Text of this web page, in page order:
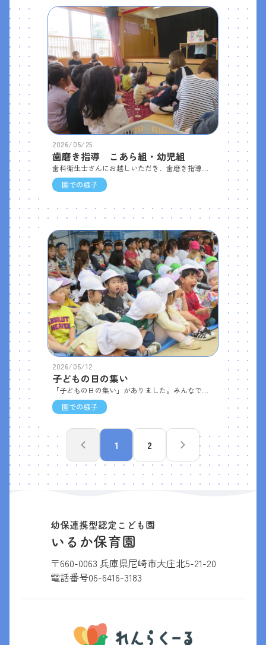
2026/05/25
歯磨き指導 こあら組・幼児組
園での様子
2026/05/12
子どもの日の集い
園での様子
1 2
幼保連携型認定こども園
いるか保育園
〒660-0063 兵庫県尼崎市大庄北5-21-20
電話番号06-6416-3183